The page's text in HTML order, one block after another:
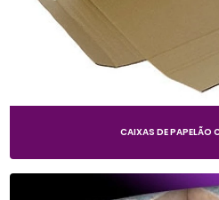
CAIXAS DE PAPELÃO